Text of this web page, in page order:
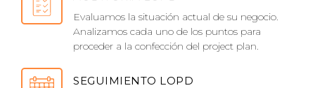
Evaluamos la situación actual de su negocio.
Analizamos cada uno de los puntos para
proceder a la confección del project plan.
SEGUIMIENTO LOPD